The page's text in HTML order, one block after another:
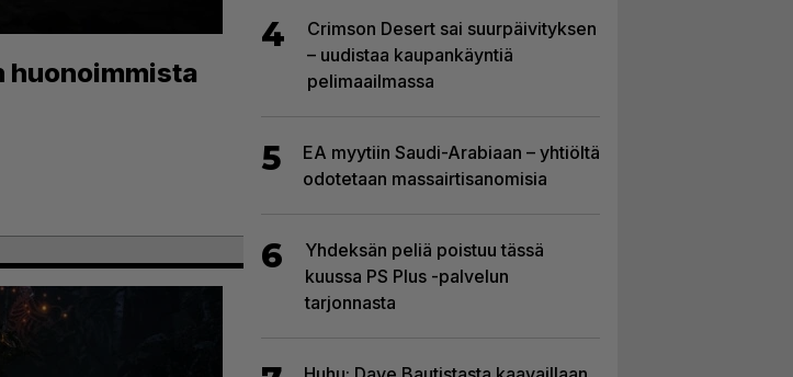
huonoimmista
4
Crimson Desert sai suurpäivityksen
– uudistaa kaupankäyntiä
pelimaailmassa
5
EA myytiin Saudi-Arabiaan – yhtiöltä
odotetaan massairtisanomisia
6
Yhdeksän peliä poistuu tässä
kuussa PS Plus -palvelun
tarjonnasta